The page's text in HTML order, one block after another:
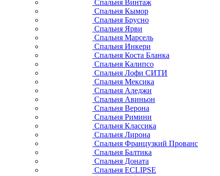
Спальня Винтаж
Спальня Кымор
Спальня Брусно
Спальня Ярви
Спальня Марсель
Спальня Инкери
Спальня Коста Бланка
Спальня Калипсо
Спальня Лофи СИТИ
Спальня Мексика
Спальня Аледжи
Спальня Авиньон
Спальня Верона
Спальня Римини
Спальня Классика
Спальня Лирона
Спальня Французкий Прованс
Спальня Балтика
Спальня Доната
Спальня ECLIPSE